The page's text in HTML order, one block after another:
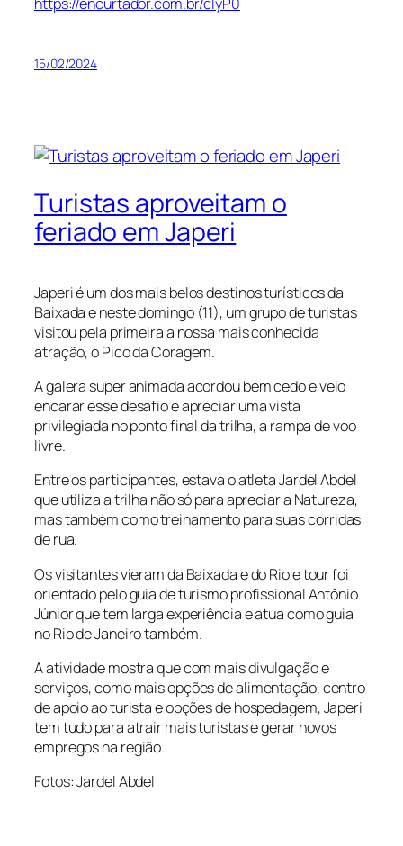
15/02/2024
Turistas aproveitam o
feriado em Japeri
Japeri é um dos mais belos destinos turísticos da
Baixada e neste domingo (11), um grupo de turistas
visitou pela primeira a nossa mais conhecida
atração, o Pico da Coragem.
A galera super animada acordou bem cedo e veio
encarar esse desafio e apreciar uma vista
privilegiada no ponto final da trilha, a rampa de voo
livre.
Entre os participantes, estava o atleta Jardel Abdel
que utiliza a trilha não só para apreciar a Natureza,
mas também como treinamento para suas corridas
de rua.
Os visitantes vieram da Baixada e do Rio e tour foi
orientado pelo guia de turismo profissional Antônio
Júnior que tem larga experiência e atua como guia
no Rio de Janeiro também.
A atividade mostra que com mais divulgação e
serviços, como mais opções de alimentação, centro
de apoio ao turista e opções de hospedagem, Japeri
tem tudo para atrair mais turistas e gerar novos
empregos na região.
Fotos: Jardel Abdel